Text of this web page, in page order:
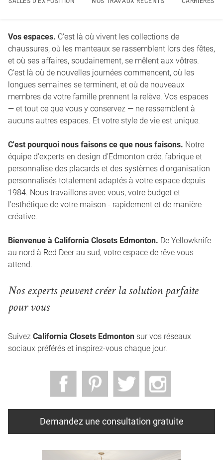
Fabrication et garantie
Installation et service
DURABILITÉ
Vidéos
Conseils d’experts
Vos espaces. C'est là où vivent les collections de
chaussures, où les manteaux se rassemblent lors des fêtes,
et où ses affaires, soudainement, se mêlent aux vôtres.
C'est là où de nouvelles journées commencent, où les
longues semaines se terminent, et où de nouveaux
membres de votre famille prennent la relève. Vos espaces
— et tout ce que vous y conservez — ne ressemblent à
aucuns autres espaces. Et votre style de vie est unique.
C'est pourquoi nous faisons ce que nous faisons. Notre
équipe d'experts en design d'Edmonton crée, fabrique et
personnalise des placards et des systèmes d'organisation
personnalisés totalement adaptés à votre espace depuis
1984. Nous travaillons avec vous, votre budget et
l'esthétique de votre maison - rapidement et de manière
créative.
Bienvenue à California Closets Edmonton. De Yellowknife
au nord à Red Deer au sud, votre espace de rêve vous
attend.
Nos experts peuvent créer la solution parfaite
pour vous
Suivez California Closets Edmonton sur vos réseaux
sociaux préférés et inspirez-vous chaque jour.
Demandez une consultation gratuite